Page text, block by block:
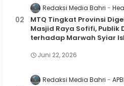
Redaksi Media Bahri
MTQ Tingkat Provinsi
Masjid Raya Sofifi, Publik
terhadap Marwah Syiar
Juni 22, 2026
Redaksi Media Bahri